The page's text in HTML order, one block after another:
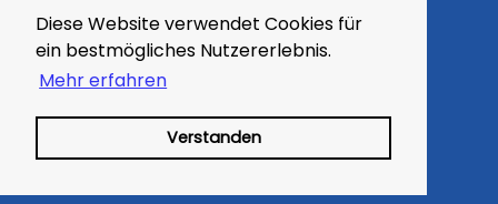
Diese Website verwendet Cookies für
ein bestmögliches Nutzererlebnis.
Mehr erfahren
Verstanden
Themen
Gutscheine
Veranstaltungen
Branchenbuch